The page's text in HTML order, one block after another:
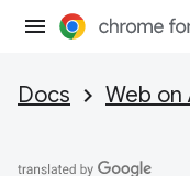
Docs Web on